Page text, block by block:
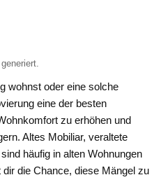
wohnst oder eine solche
eine der besten
zu erhöhen und
Altes Mobiliar, veraltete
häufig in alten Wohnungen
die Chance, diese Mängel zu